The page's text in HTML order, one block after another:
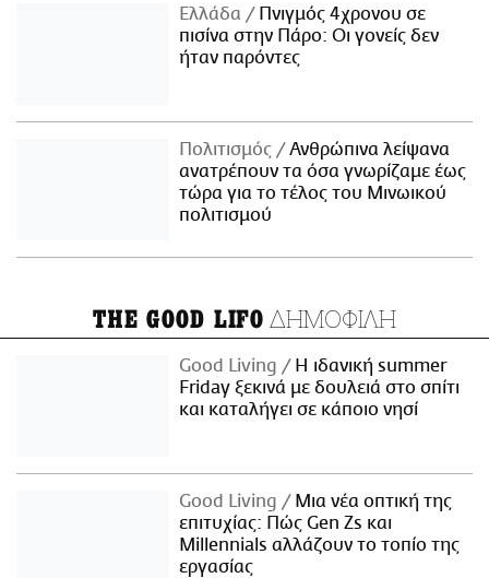
Ελλάδα
Πνιγμός 4χρονου σε
πισίνα στην Πάρο: Οι γονείς δεν
ήταν παρόντες
Πολιτισμός
Ανθρώπινα λείψανα
ανατρέπουν τα όσα γνωρίζαμε έως
τώρα για το τέλος του Μινωικού
πολιτισμού
THE GOOD LIFO ΔΗΜΟΦΙΛΗ
Good Living
Η ιδανική summer
Friday ξεκινά με δουλειά στο σπίτι
και καταλήγει σε κάποιο νησί
Good Living
Μια νέα οπτική της
επιτυχίας: Πώς Gen Zs και
Millennials αλλάζουν το τοπίο της
εργασίας